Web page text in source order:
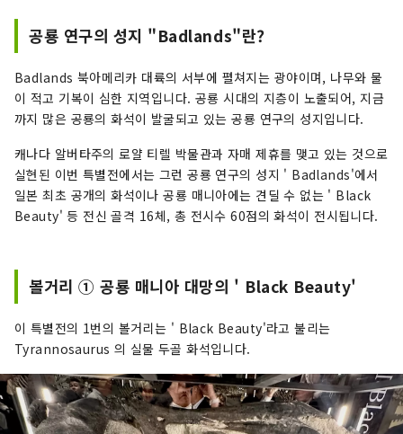
야마시는 공룡 박물관이나 히라이즈미지 등 매력
넘치는 관광 컨텐츠의 보고! 카츠야마를 많은 분들
에게 체감해 주는 가이드 투어나 공룡 박물관의 주
차장내에 있는 「지오 터미널」, 2020년 6월에 오
픈한 「미치노에키 공룡 계곡 가쓰야마」의 운영
등, 카츠야마를 방문한 고객 섬세한 서비스를 제공
합니다. 또, 관광을 축으로 하여 새로운 사업의 창
조에도 적극적으로 도전해, 카츠야마의 거리의 활
성화를 목표로 하고 있습니다.
공룡 연구의 성지 "Badlands"란?
Badlands 북아메리카 대륙의 서부에 펼쳐지는 광야이며, 나무와 물
이 적고 기복이 심한 지역입니다. 공룡 시대의 지층이 노출되어, 지금
까지 많은 공룡의 화석이 발굴되고 있는 공룡 연구의 성지입니다.
캐나다 알버타주의 로얄 티렐 박물관과 자매 제휴를 맺고 있는 것으로
실현된 이번 특별전에서는 그런 공룡 연구의 성지 ' Badlands'에서
일본 최초 공개의 화석이나 공룡 매니아에는 견딜 수 없는 ' Black
Beauty' 등 전신 골격 16체, 총 전시수 60점의 화석이 전시됩니다.
볼거리 ① 공룡 매니아 대망의 ' Black Beauty'
이 특별전의 1번의 볼거리는 ' Black Beauty'라고 불리는
Tyrannosaurus 의 실물 두골 화석입니다.